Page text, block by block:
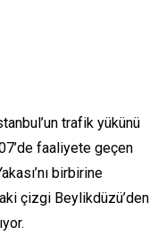
trafik yükünü
faaliyete geçen
birbirine
çizgi Beylikdüzü’den